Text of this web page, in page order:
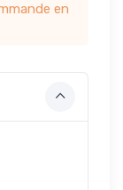
en